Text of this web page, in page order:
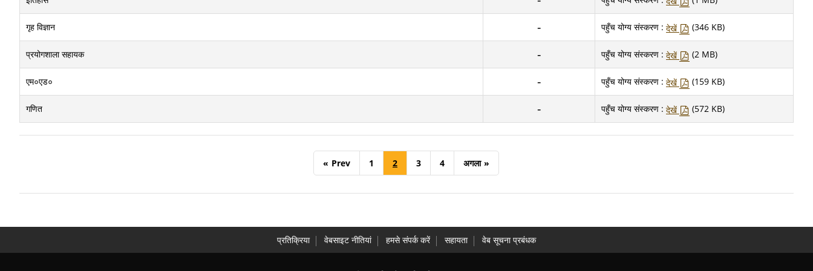
गृह विज्ञान पहुँच योग्य संस्करण : देखें (346 KB)
प्रयोगशाला सहायक पहुँच योग्य संस्करण : देखें (2 MB)
एम०एड० पहुँच योग्य संस्करण : देखें (159 KB)
गणित पहुँच योग्य संस्करण : देखें (572 KB)
« Prev 1 2 3 4 अगला »
प्रतिक्रिया वेबसाइट नीतियां हमसे संपर्क करें सहायता वेब सूचना प्रबंधक